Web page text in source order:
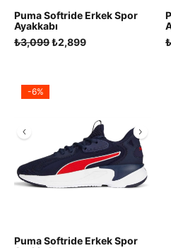
Puma Softride Erkek Spor
Ayakkabı
₺3,099Orijinal
₺2,899Şu
₺
-6%
Puma Softride Erkek Spor